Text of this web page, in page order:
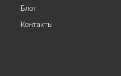
Блог
Контакты